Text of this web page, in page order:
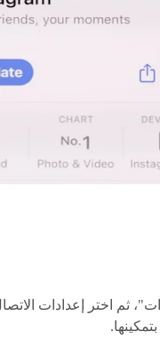
ثم اختر إعدادات